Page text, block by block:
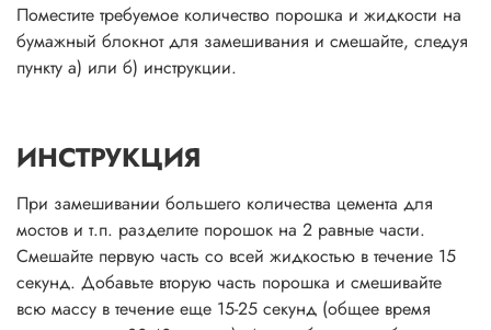
Поместите требуемое количество порошка и жидкости на
бумажный блокнот для замешивания и смешайте, следуя
пункту а) или б) инструкции.
ИНСТРУКЦИЯ
При замешивании большего количества цемента для
мостов и т.п. разделите порошок на 2 равные части.
Смешайте первую часть со всей жидкостью в течение 15
секунд. Добавьте вторую часть порошка и смешивайте
всю массу в течение еще 15-25 секунд (общее время